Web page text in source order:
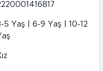
5 Yaş | 6-9 Yaş | 10-12